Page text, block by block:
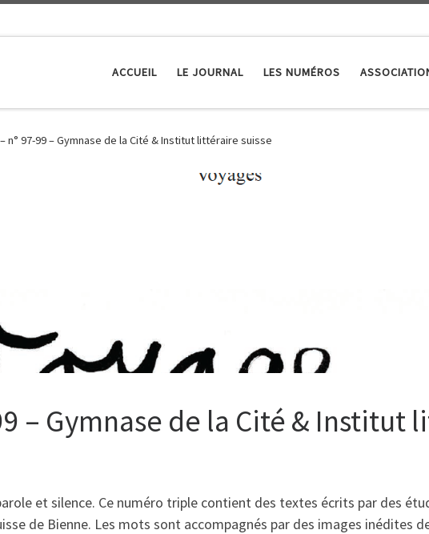
ACCUEIL LE JOURNAL LES NUMÉROS
n° 97-99 – Gymnase de la Cité & Institut littéraire suisse
– Gymnase de la Cité & Institut
et silence. Ce numéro triple contient des textes écrits par des
de Bienne. Les mots sont accompagnés par des images inédites